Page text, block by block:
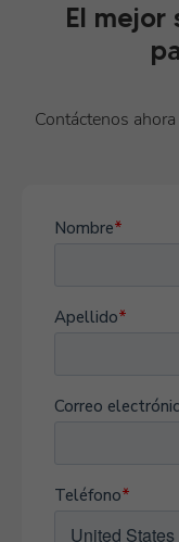
El mejor
Contáctenos